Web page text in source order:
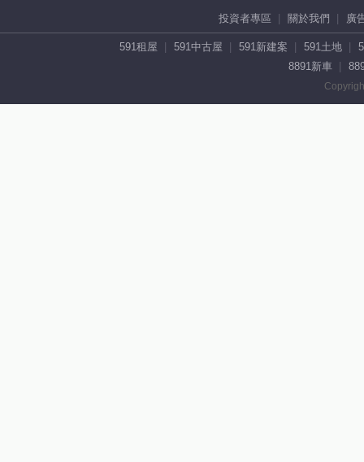
投資者專區 關於我們 廣
591租屋 591中古屋 591新建案 591土地
8891新車